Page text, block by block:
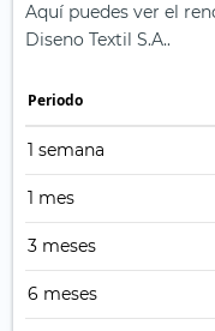
Aquí puedes ver el
Diseno Textil S.A..
Periodo
1 semana
1 mes
3 meses
6 meses